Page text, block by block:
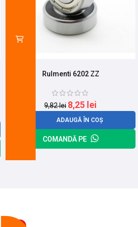
Rulmenti 6202 ZZ
9,82lei 8,25 lei
ADAUGĂ ÎN COȘ
COMANDĂ PE